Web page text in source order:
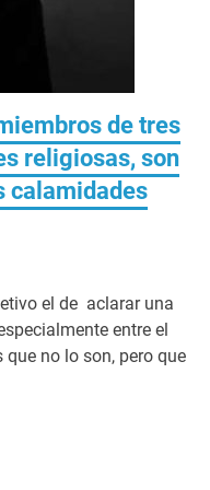
de tres
religiosas, son
calamidades
el de aclarar una
entre el
no lo son, pero que